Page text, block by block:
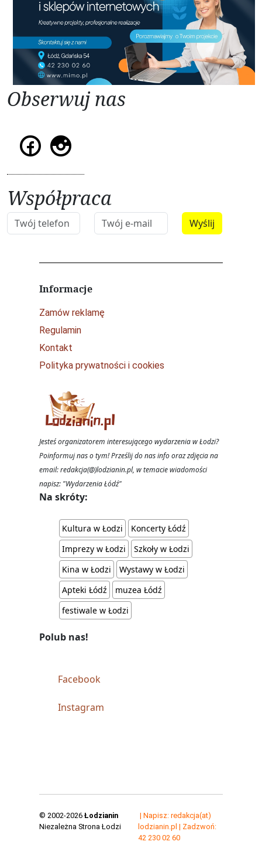
Obserwuj nas
Współpraca
Informacje
Zamów reklamę
Regulamin
Kontakt
Polityka prywatności i cookies
Jesteś organizatorem interesującego wydarzenia w Łodzi?
Poinformuj nas o tym! Prześlij do nas info oraz zdjęcia na
email: redakcja(@)lodzianin.pl, w temacie wiadomości
napisz: "Wydarzenia Łódź"
Na skróty:
Kultura w Łodzi
Koncerty Łódź
Imprezy w Łodzi
Szkoły w Łodzi
Kina w Łodzi
Wystawy w Łodzi
Apteki Łódź
muzea Łódź
festiwale w Łodzi
Polub nas!
Facebook
Instagram
© 2002-2026 Łodzianin
Niezależna Strona Łodzi
| Napisz: redakcja(at)
lodzianin.pl | Zadzwoń:
42 230 02 60